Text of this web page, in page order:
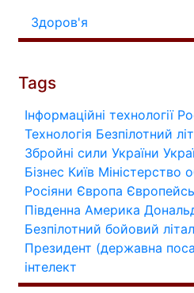
Здоров'я
Tags
Інформаційні технології
Технологія Безпілотний
Збройні сили України
Бізнес Київ Міністерство
Росіяни Європа
Південна Америка
Безпілотний бойовий
Президент (державна
інтелект